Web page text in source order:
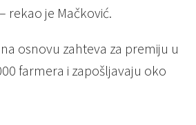
rekao je Mačković.
osnovu zahteva za premiju u
farmera i zapošljavaju oko